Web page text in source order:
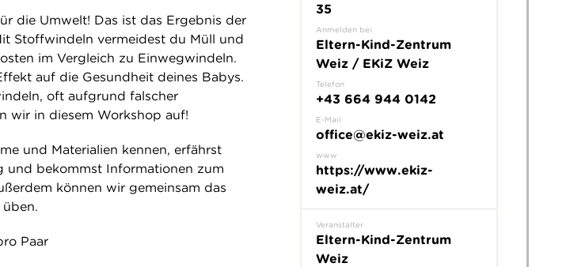
die Umwelt! Das ist das Ergebnis der
Stoffwindeln vermeidest du Müll und
im Vergleich zu Einwegwindeln.
auf die Gesundheit deines Babys.
oft aufgrund falscher
wir in diesem Workshop auf!
und Materialien kennen, erfährst
und bekommst Informationen zum
können wir gemeinsam das
Paar
35
Anmelden bei
Eltern-Kind-Zentrum
Weiz / EKiZ Weiz
Telefon
+43 664 944 0142
E-Mail
office@ekiz-weiz.at
www
https://www.ekiz-
weiz.at/
Veranstalter
Eltern-Kind-Zentrum
Weiz